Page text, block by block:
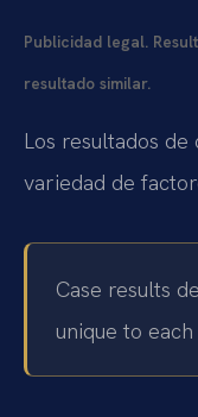
Publicidad legal.
resultado similar.
Los resultados de
variedad de
Case results
unique to each